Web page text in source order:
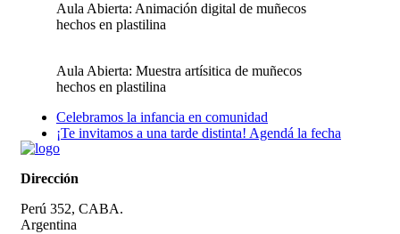
Aula Abierta: Animación digital de muñecos
hechos en plastilina
Aula Abierta: Muestra artísitica de muñecos
hechos en plastilina
Celebramos la infancia en comunidad
¡Te invitamos a una tarde distinta! Agendá la fecha
Dirección
Perú 352, CABA.
Argentina